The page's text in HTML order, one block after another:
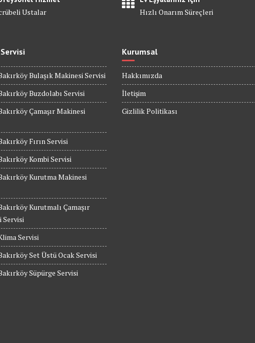
Ustalar
Hızlı Onarım Süreçleri
Bulaşık Makinesi Servisi
Buzdolabı Servisi
Çamaşır Makinesi
Fırın Servisi
Kombi Servisi
Kurutma Makinesi
Kurutmalı Çamaşır
Servisi
Servisi
Set Üstü Ocak Servisi
Süpürge Servisi
Kurumsal
Hakkımızda
İletişim
Gizlilik Politikası